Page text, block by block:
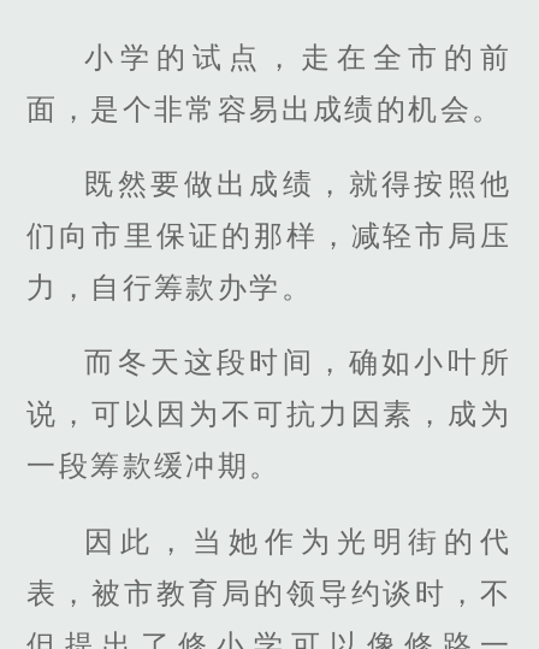
小学的试点，走在全市的前
面，是个非常容易出成绩的机会。
既然要做出成绩，就得按照他
们向市里保证的那样，减轻市局压
力，自行筹款办学。
而冬天这段时间，确如小叶所
说，可以因为不可抗力因素，成为
一段筹款缓冲期。
因此，当她作为光明街的代
表，被市教育局的领导约谈时，不